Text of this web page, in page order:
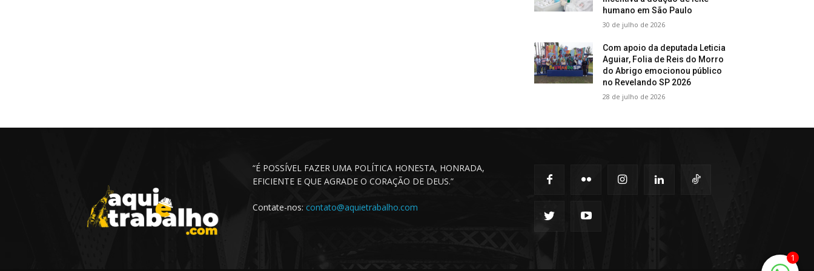
humano em São Paulo
30 de julho de 2026
Com apoio da deputada Leticia
Aguiar, Folia de Reis do Morro
do Abrigo emocionou público
no Revelando SP 2026
28 de julho de 2026
“É POSSÍVEL FAZER UMA POLÍTICA HONESTA, HONRADA,
EFICIENTE E QUE AGRADE O CORAÇÃO DE DEUS.”
Contate-nos: contato@aquietrabalho.com
1